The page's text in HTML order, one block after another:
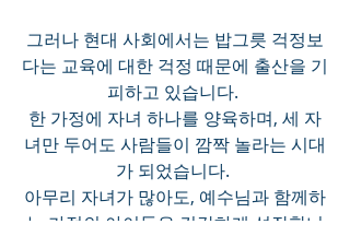
그러나 현대 사회에서는 밥그릇 걱정보
다는 교육에 대한 걱정 때문에 출산을 기
피하고 있습니다.
한 가정에 자녀 하나를 양육하며, 세 자
녀만 두어도 사람들이 깜짝 놀라는 시대
가 되었습니다.
아무리 자녀가 많아도, 예수님과 함께하
는 가정의 아이들은 건강하게 성장합니